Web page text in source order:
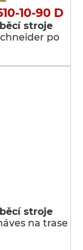
10-90 D
stroje
po
stroje
na trase